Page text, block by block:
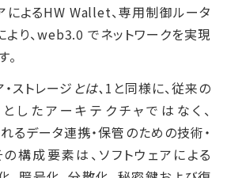
によるHW Wallet、専用制御ルータ
り、web3.0 でネットワークを実現
ストレージ とは、1と同様に、従来の
したアーキテクチャではなく、
データ連携・保管のための技術・
構成要素は、ソフトウェアによる